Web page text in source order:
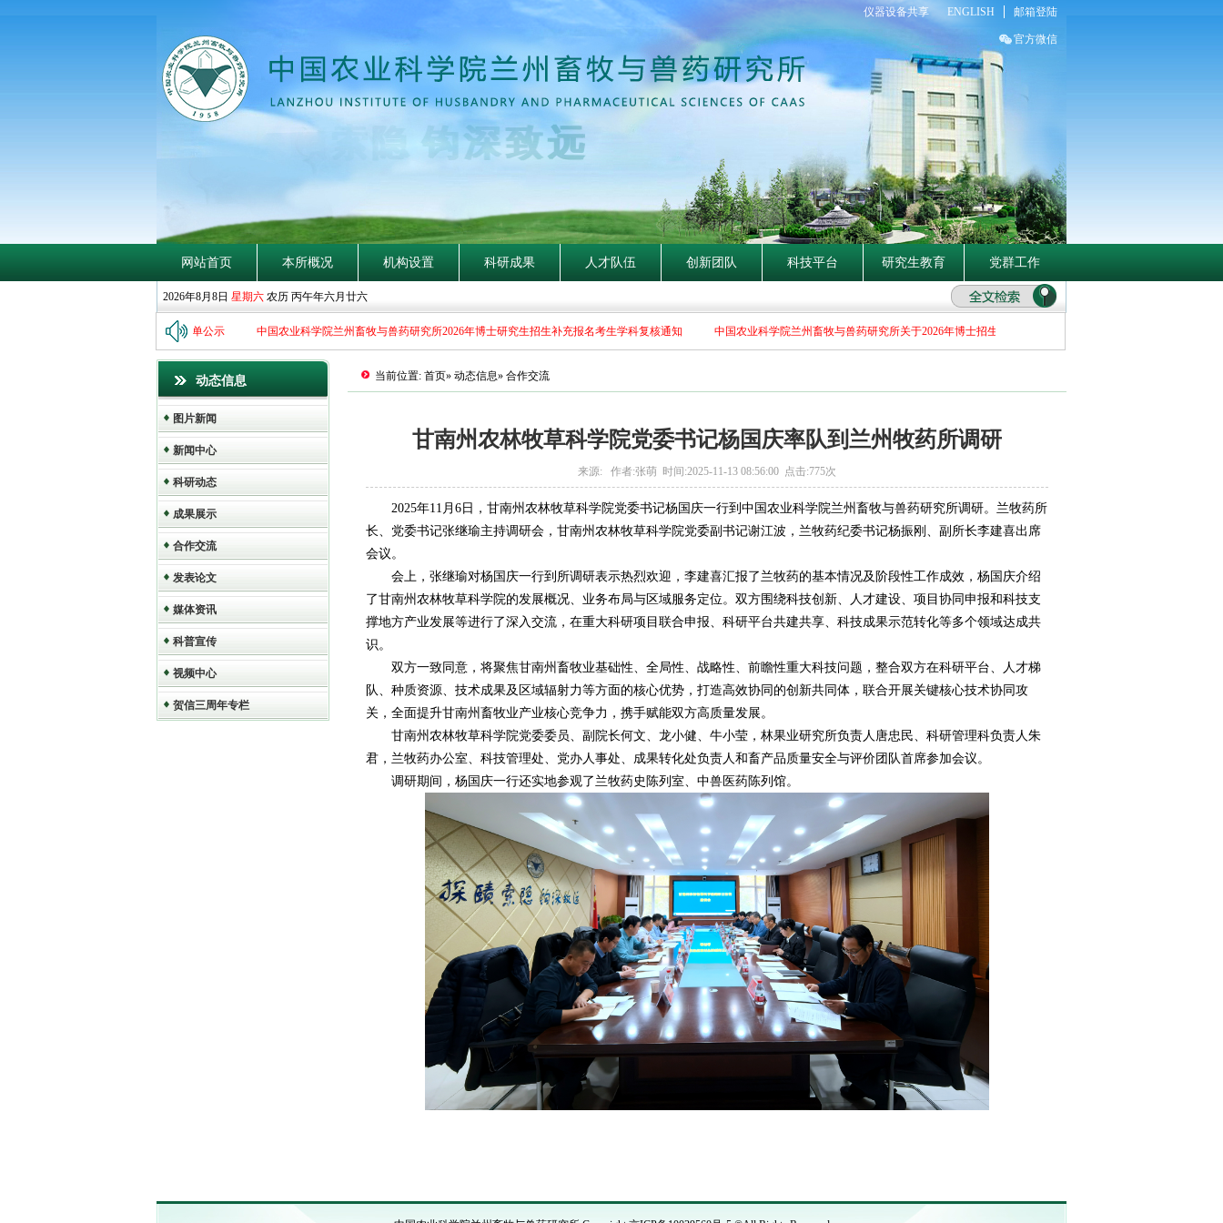
仪器设备共享 ENGLISH 邮箱登陆
官方微信
网站首页 本所概况 机构设置 科研成果 人才队伍 创新团队 科技平台 研究生教育 党群工作
2026年8月8日 星期六 农历 丙午年六月廿六
所2026年博士研究生招生拟录取名单公示 中国农业科学院兰州畜牧与兽药研究所2026年博士研究生招生补充报名考生学科复核通知 中国农业科学院兰州畜牧与兽药研究所关于2026年博士招生补充报名初选者名单的公示
动态信息
图片新闻
新闻中心
科研动态
成果展示
合作交流
发表论文
媒体资讯
科普宣传
视频中心
贺信三周年专栏
当前位置: 首页» 动态信息» 合作交流
甘南州农林牧草科学院党委书记杨国庆率队到兰州牧药所调研
来源: 作者:张萌 时间:2025-11-13 08:56:00 点击:775次
2025年11月6日，甘南州农林牧草科学院党委书记杨国庆一行到中国农业科学院兰州畜牧与兽药研究所调研。兰牧药所
长、党委书记张继瑜主持调研会，甘南州农林牧草科学院党委副书记谢江波，兰牧药纪委书记杨振刚、副所长李建喜出席
会议。
会上，张继瑜对杨国庆一行到所调研表示热烈欢迎，李建喜汇报了兰牧药的基本情况及阶段性工作成效，杨国庆介绍
了甘南州农林牧草科学院的发展概况、业务布局与区域服务定位。双方围绕科技创新、人才建设、项目协同申报和科技支
撑地方产业发展等进行了深入交流，在重大科研项目联合申报、科研平台共建共享、科技成果示范转化等多个领域达成共
识。
双方一致同意，将聚焦甘南州畜牧业基础性、全局性、战略性、前瞻性重大科技问题，整合双方在科研平台、人才梯
队、种质资源、技术成果及区域辐射力等方面的核心优势，打造高效协同的创新共同体，联合开展关键核心技术协同攻
关，全面提升甘南州畜牧业产业核心竞争力，携手赋能双方高质量发展。
甘南州农林牧草科学院党委委员、副院长何文、龙小健、牛小莹，林果业研究所负责人唐忠民、科研管理科负责人朱
君，兰牧药办公室、科技管理处、党办人事处、成果转化处负责人和畜产品质量安全与评价团队首席参加会议。
调研期间，杨国庆一行还实地参观了兰牧药史陈列室、中兽医药陈列馆。